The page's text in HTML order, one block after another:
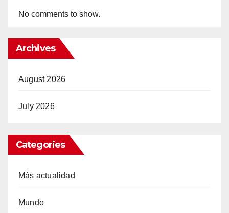
No comments to show.
Archives
August 2026
July 2026
Categories
Más actualidad
Mundo